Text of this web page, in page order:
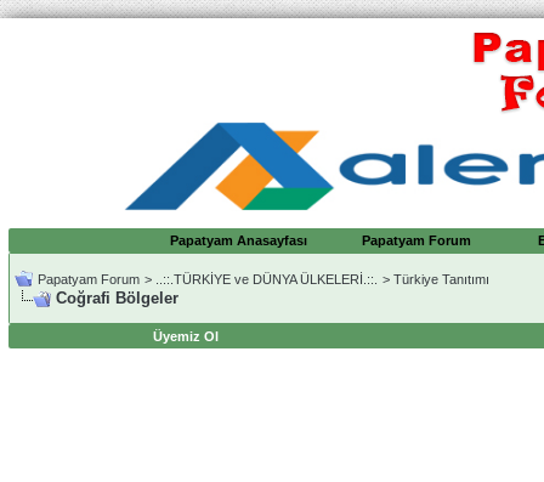
Papatyam Anasayfası Papatyam Forum
Papatyam Forum > ..::.TÜRKİYE ve DÜNYA ÜLKELERİ.::. > Türkiye Tanıtımı
Coğrafi Bölgeler
Üyemiz Ol